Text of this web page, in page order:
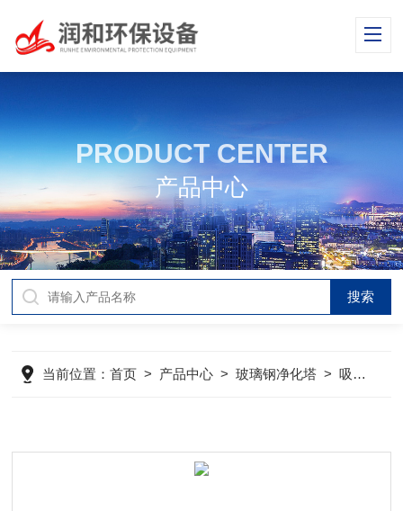
PRODUCT CENTER
产品中心
当前位置：首页 > 产品中心 >玻璃钢净化塔 >吸收塔